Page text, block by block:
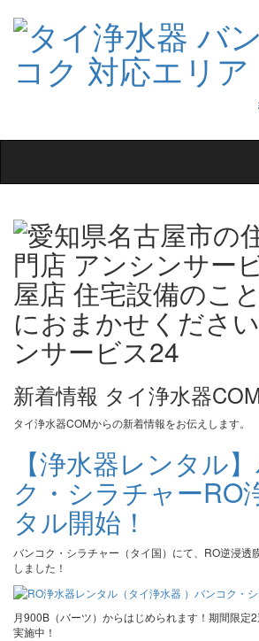
新着情報 タイ浄水器
タイ浄水器COMからの新着情報をお伝えします。
【浄水器レンタル
ク・シラチャーRO
タル開始！
バンコク・シラチャー（タイ国）にて、RO逆浸透
しました！
月900B（バーツ）からはじめられます！期間限定
実施中！